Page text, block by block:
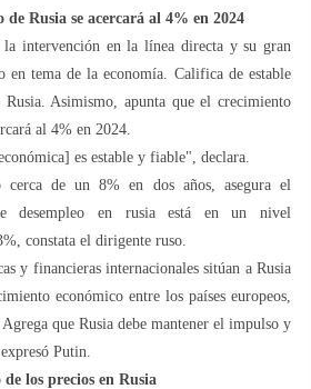
Rusia se acercará al 4% en 2024
intervención en la línea directa y su gran
en tema de la economía. Califica de estable
Asimismo, apunta que el crecimiento
al 4% en 2024.
es estable y fiable", declara.
cerca de un 8% en dos años, asegura el
desempleo en rusia está en un nivel
constata el dirigente ruso.
y financieras internacionales sitúan a Rusia
económico entre los países europeos,
que Rusia debe mantener el impulso y
Putin.
los precios en Rusia